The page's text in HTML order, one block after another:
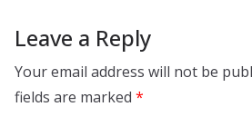
Leave a Reply
Your email address will not be
fields are marked *